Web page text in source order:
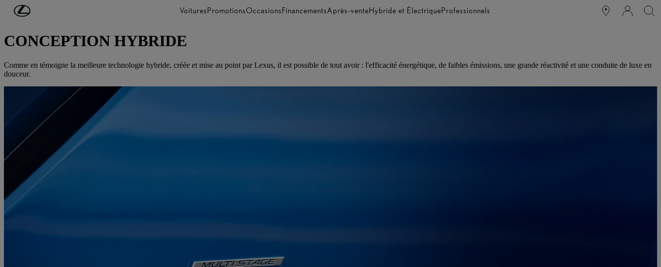
Passer au contenu principal VoituresPromotionsOccasionsFinancementsAprès-venteHybride et ÉlectriqueProfessionnels
DÉCOUVREZ LEXUS
CONCEPTION HYBRIDE
Comme en témoigne la meilleure technologie hybride, créée et mise au point par Lexus, il est possible de tout avoir : l'efficacité énergétique, de faibles émissions, une grande réactivité et une conduite de luxe en
douceur.